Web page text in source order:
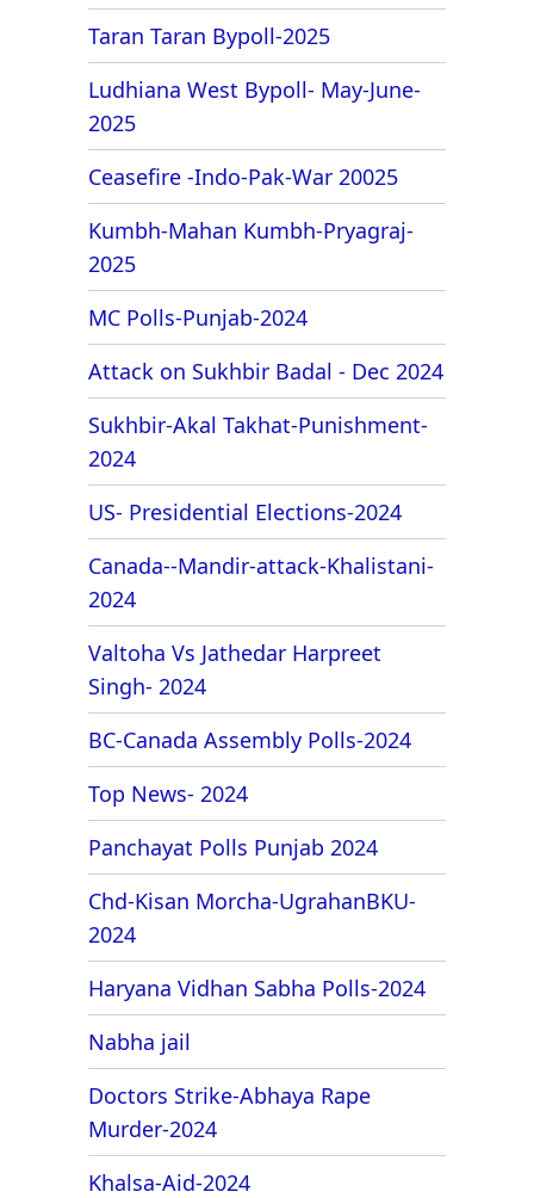
Taran Taran Bypoll-2025
Ludhiana West Bypoll- May-June-
2025
Ceasefire -Indo-Pak-War 20025
Kumbh-Mahan Kumbh-Pryagraj-
2025
MC Polls-Punjab-2024
Attack on Sukhbir Badal - Dec 2024
Sukhbir-Akal Takhat-Punishment-
2024
US- Presidential Elections-2024
Canada--Mandir-attack-Khalistani-
2024
Valtoha Vs Jathedar Harpreet
Singh- 2024
BC-Canada Assembly Polls-2024
Top News- 2024
Panchayat Polls Punjab 2024
Chd-Kisan Morcha-UgrahanBKU-
2024
Haryana Vidhan Sabha Polls-2024
Nabha jail
Doctors Strike-Abhaya Rape
Murder-2024
Khalsa-Aid-2024